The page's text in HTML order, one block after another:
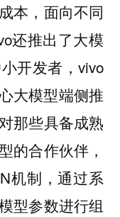
本，面向不同
还推出了大模
开发者，vivo
大模型端侧推
那些具备成熟
的合作伙伴，
机制，通过系
型参数进行组